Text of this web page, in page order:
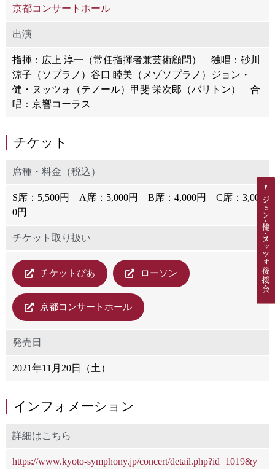
京都コンサートホール
出演
指揮：広上 淳一（常任指揮者兼芸術顧問） 独唱：砂川
涼子（ソプラノ）谷口 睦美（メゾソプラノ）ジョン・
健・ヌッツォ（テノール）甲斐 栄次郎（バリトン） 合
唱：京響コーラス
チケット
席種・料金（税込）
S席：5,500円 A席：5,000円 B席：4,000円 C席：3,00
0円
チケット取り扱い
チケットぴあ ローソン
京都コンサートホール
発売日
2021年11月20日（土）
インフォメーション
詳細はこちら
https://www.kyoto-symphony.jp/concert/detail.php?id=1019&y=